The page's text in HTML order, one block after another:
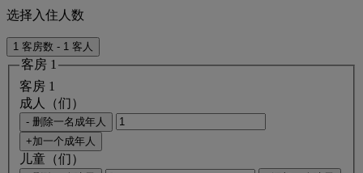
选择入住人数
1 客房数 - 1 客人
客房 1
客房 1
成人（们）
- 删除一名成年人
+加一个成年人
儿童（们）